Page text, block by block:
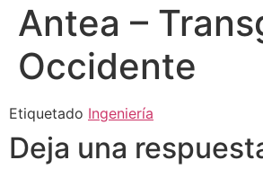
Antea –
Occidente​
Etiquetado Ingeniería
Deja una